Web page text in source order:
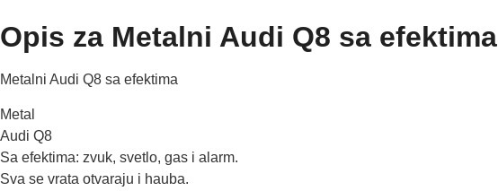
Opis za Metalni Audi Q8 sa efektima
Metalni Audi Q8 sa efektima
Metal
Audi Q8
Sa efektima: zvuk, svetlo, gas i alarm.
Sva se vrata otvaraju i hauba.